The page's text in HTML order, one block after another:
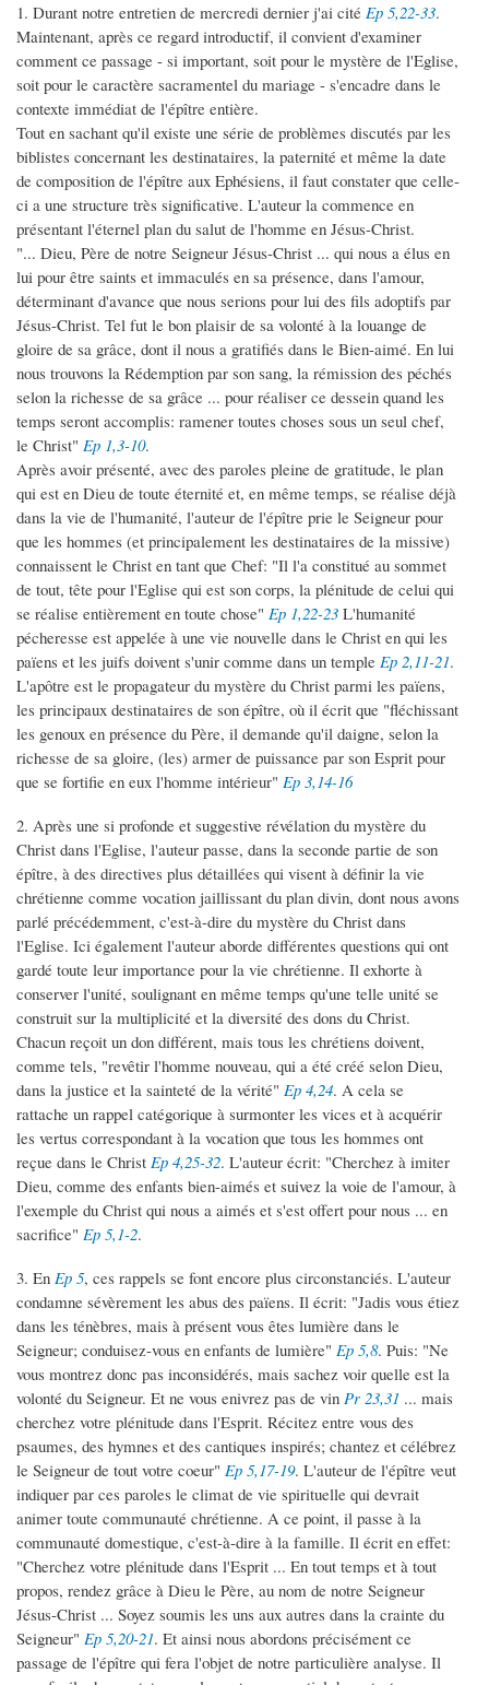
1. Durant notre entretien de mercredi dernier j'ai cité Ep 5,22-33.
Maintenant, après ce regard introductif, il convient d'examiner
comment ce passage - si important, soit pour le mystère de l'Eglise,
soit pour le caractère sacramentel du mariage - s'encadre dans le
contexte immédiat de l'épître entière.
Tout en sachant qu'il existe une série de problèmes discutés par les
biblistes concernant les destinataires, la paternité et même la date
de composition de l'épître aux Ephésiens, il faut constater que celle-
ci a une structure très significative. L'auteur la commence en
présentant l'éternel plan du salut de l'homme en Jésus-Christ.
"... Dieu, Père de notre Seigneur Jésus-Christ ... qui nous a élus en
lui pour être saints et immaculés en sa présence, dans l'amour,
déterminant d'avance que nous serions pour lui des fils adoptifs par
Jésus-Christ. Tel fut le bon plaisir de sa volonté à la louange de
gloire de sa grâce, dont il nous a gratifiés dans le Bien-aimé. En lui
nous trouvons la Rédemption par son sang, la rémission des péchés
selon la richesse de sa grâce ... pour réaliser ce dessein quand les
temps seront accomplis: ramener toutes choses sous un seul chef,
le Christ" Ep 1,3-10.
Après avoir présenté, avec des paroles pleine de gratitude, le plan
qui est en Dieu de toute éternité et, en même temps, se réalise déjà
dans la vie de l'humanité, l'auteur de l'épître prie le Seigneur pour
que les hommes (et principalement les destinataires de la missive)
connaissent le Christ en tant que Chef: "Il l'a constitué au sommet
de tout, tête pour l'Eglise qui est son corps, la plénitude de celui qui
se réalise entièrement en toute chose" Ep 1,22-23 L'humanité
pécheresse est appelée à une vie nouvelle dans le Christ en qui les
païens et les juifs doivent s'unir comme dans un temple Ep 2,11-21.
L'apôtre est le propagateur du mystère du Christ parmi les païens,
les principaux destinataires de son épître, où il écrit que "fléchissant
les genoux en présence du Père, il demande qu'il daigne, selon la
richesse de sa gloire, (les) armer de puissance par son Esprit pour
que se fortifie en eux l'homme intérieur" Ep 3,14-16
2. Après une si profonde et suggestive révélation du mystère du
Christ dans l'Eglise, l'auteur passe, dans la seconde partie de son
épître, à des directives plus détaillées qui visent à définir la vie
chrétienne comme vocation jaillissant du plan divin, dont nous avons
parlé précédemment, c'est-à-dire du mystère du Christ dans
l'Eglise. Ici également l'auteur aborde différentes questions qui ont
gardé toute leur importance pour la vie chrétienne. Il exhorte à
conserver l'unité, soulignant en même temps qu'une telle unité se
construit sur la multiplicité et la diversité des dons du Christ.
Chacun reçoit un don différent, mais tous les chrétiens doivent,
comme tels, "revêtir l'homme nouveau, qui a été créé selon Dieu,
dans la justice et la sainteté de la vérité" Ep 4,24. A cela se
rattache un rappel catégorique à surmonter les vices et à acquérir
les vertus correspondant à la vocation que tous les hommes ont
reçue dans le Christ Ep 4,25-32. L'auteur écrit: "Cherchez à imiter
Dieu, comme des enfants bien-aimés et suivez la voie de l'amour, à
l'exemple du Christ qui nous a aimés et s'est offert pour nous ... en
sacrifice" Ep 5,1-2.
3. En Ep 5, ces rappels se font encore plus circonstanciés. L'auteur
condamne sévèrement les abus des païens. Il écrit: "Jadis vous étiez
dans les ténèbres, mais à présent vous êtes lumière dans le
Seigneur; conduisez-vous en enfants de lumière" Ep 5,8. Puis: "Ne
vous montrez donc pas inconsidérés, mais sachez voir quelle est la
volonté du Seigneur. Et ne vous enivrez pas de vin Pr 23,31 ... mais
cherchez votre plénitude dans l'Esprit. Récitez entre vous des
psaumes, des hymnes et des cantiques inspirés; chantez et célébrez
le Seigneur de tout votre coeur" Ep 5,17-19. L'auteur de l'épître veut
indiquer par ces paroles le climat de vie spirituelle qui devrait
animer toute communauté chrétienne. A ce point, il passe à la
communauté domestique, c'est-à-dire à la famille. Il écrit en effet:
"Cherchez votre plénitude dans l'Esprit ... En tout temps et à tout
propos, rendez grâce à Dieu le Père, au nom de notre Seigneur
Jésus-Christ ... Soyez soumis les uns aux autres dans la crainte du
Seigneur" Ep 5,20-21. Et ainsi nous abordons précisément ce
passage de l'épître qui fera l'objet de notre particulière analyse. Il